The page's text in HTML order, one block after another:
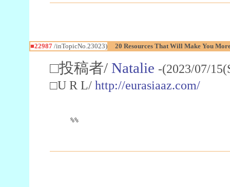
■22987/inTopicNo.23023) 20 Resources That Will Make You
□投稿者/ Natalie -(2023/07/
□U R L/ http://eurasiaaz.com/
%%